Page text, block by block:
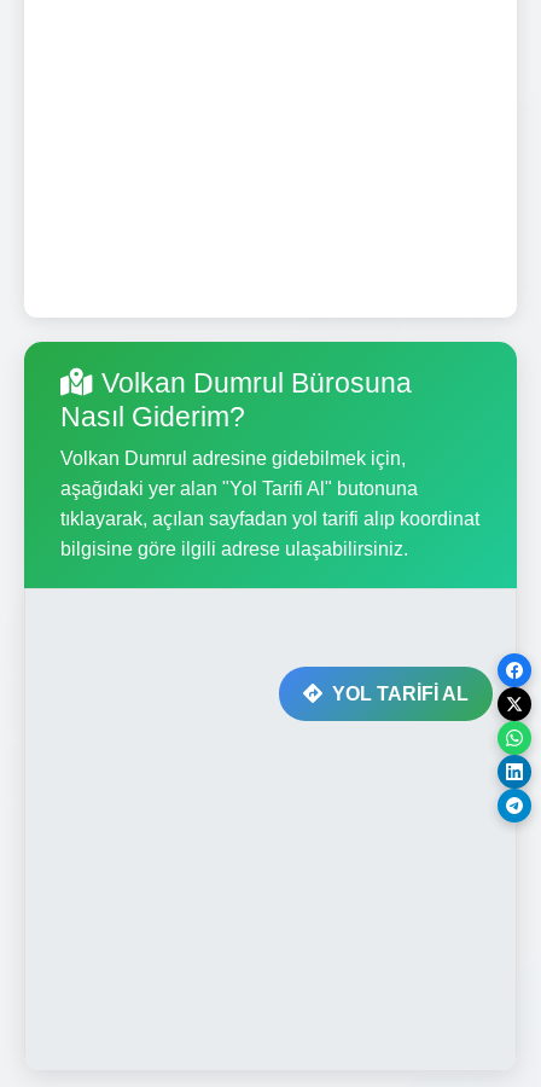
Volkan Dumrul Bürosuna
Nasıl Giderim?
Volkan Dumrul adresine gidebilmek için,
aşağıdaki yer alan "Yol Tarifi Al" butonuna
tıklayarak, açılan sayfadan yol tarifi alıp koordinat
bilgisine göre ilgili adrese ulaşabilirsiniz.
YOL TARİFİ AL